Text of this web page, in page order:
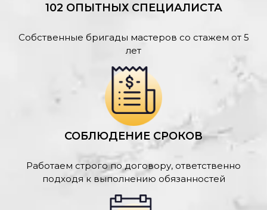
102 ОПЫТНЫХ СПЕЦИАЛИСТА
Собственные бригады мастеров со стажем от 5
лет
СОБЛЮДЕНИЕ СРОКОВ
Работаем строго по договору, ответственно
подходя к выполнению обязанностей